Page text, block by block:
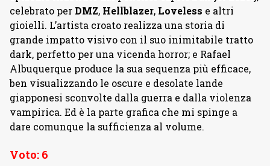
celebrato per DMZ, Hellblazer, Loveless e altri
gioielli. L’artista croato realizza una storia di
grande impatto visivo con il suo inimitabile tratto
dark, perfetto per una vicenda horror; e Rafael
Albuquerque produce la sua sequenza più efficace,
ben visualizzando le oscure e desolate lande
giapponesi sconvolte dalla guerra e dalla violenza
vampirica. Ed è la parte grafica che mi spinge a
dare comunque la sufficienza al volume.
Voto: 6